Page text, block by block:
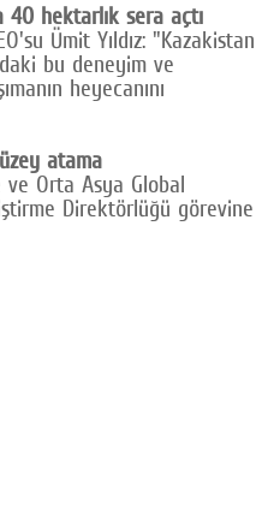
40 hektarlık sera açtı
Ümit Yıldız: "Kazakistan
bu deneyim ve
heyecanını
atama
Orta Asya Global
Direktörlüğü görevine